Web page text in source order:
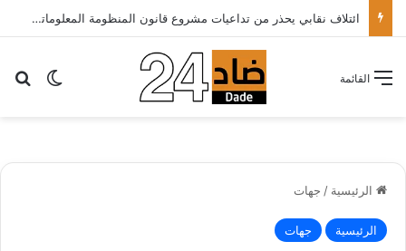
ائتلاف نقابي يحذر من تداعيات مشروع قانون المنظومة المعلوماتية الصحية ويدعو الحكومة إلى إعادة النظر فيه..
الوضع القائمة
الرئيسية / جهات
الرئيسية جهات